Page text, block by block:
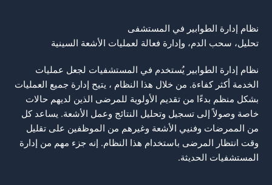
نظام إدارة الطوابير في المستشفى
تحليل، سحب الدم، وإدارة فعالة لعمليات الأشعة السينية
نظام إدارة الطوابير يُستخدم في المستشفيات لجعل عمليات
الخدمة أكثر كفاءة. من خلال هذا النظام ، يتيح إدارة جميع العمليات
بشكل منظم بدءًا من تقديم الأولوية للمرضى الذين لديهم حالات
خاصة وصولاً إلى تسجيل وتحليل النتائج وعمل الأشعة. يساعد كل
من الممرضات وفنيي الأشعة وغيرهم من الموظفين على تقليل
وقت انتظار المرضى باستخدام هذا النظام. إنه جزء مهم من إدارة
المستشفيات الحديثة.